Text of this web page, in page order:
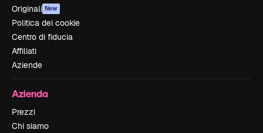
Originali New
Politica dei cookie
Centro di fiducia
Affiliati
Aziende
Azienda
Prezzi
Chi siamo